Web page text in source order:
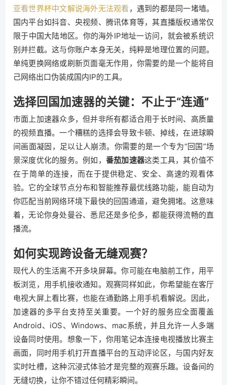
亚看世界杯中文解说海外无法观看 ，遇到的都是同一堵墙。
国内平台如抖音、央视频、腾讯体育等，其直播版权通常仅
限于中国大陆地区。你的海外IP地址一访问，就会被系统识
别并拦截。这与你账户本身无关，纯粹是地理位置的问题。
单纯更换网络或刷新页面毫无作用，你需要的是一个能将自
己网络出口伪装成国内IP的工具。
选择回国加速器的关键：不止于“连通”
市面上加速器众多，但并非所有都适合用于长时间、高质量
的视频直播。一个糟糕的选择会导致卡顿、掉线，在进球瞬
间画面凝固，足以让人崩溃。你需要的是一个专为“回国”场
景深度优化的服务。例如， 番茄加速器这类工具，其价值不
在于简单的连接，而在于提供稳定、安全、高速的观看体
验。它的全球节点分布和智能推荐最优线路功能，能自动为
你匹配当前网络环境下最快的回国通道，避免拥堵。这意味
着，无论你身处曼谷、悉尼还是多伦多，都能获得流畅的直
播流。
如何实现跨设备无缝观赛？
现代人的生活离不开多块屏幕。你可能在电脑前工作，用平
板浏览，用手机接收通知。观赛同样如此，你希望能在客厅
电视大屏上看比赛，也能在通勤路上用手机看解说。因此，
加速器的多平台支持至关重要。一个好的服务应全面覆盖
Android、iOS、Windows、mac系统，并且允许一人多端
设备同时使用。想象一下，你用笔记本连接电视播放比赛主
画面，同时用手机打开直播平台的互动评论区，与国内好友
实时吐槽，这种沉浸式体验才是完整的观赛乐趣。设备间的
无缝切换，让你不错过任何精彩瞬间。